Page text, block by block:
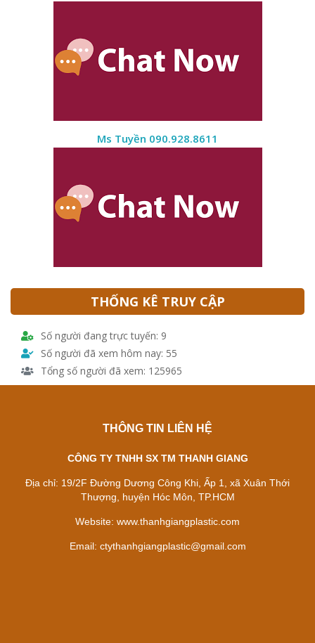
Ms Tuyền 090.928.8611
THỐNG KÊ TRUY CẬP
Số người đang trực tuyến: 9
Số người đã xem hôm nay: 55
Tổng số người đã xem: 125965
THÔNG TIN LIÊN HỆ
CÔNG TY TNHH SX TM THANH GIANG
Địa chỉ: 19/2F Đường Dương Công Khi, Ấp 1, xã Xuân Thới
Thượng, huyện Hóc Môn, TP.HCM
Website: www.thanhgiangplastic.com
Email: ctythanhgiangplastic@gmail.com